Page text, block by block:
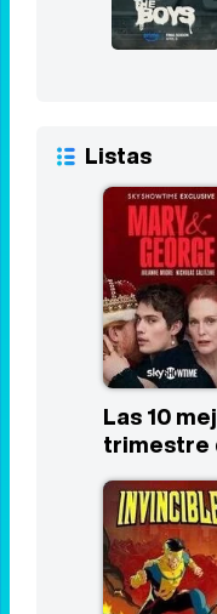
Listas
Las 10
trimestre